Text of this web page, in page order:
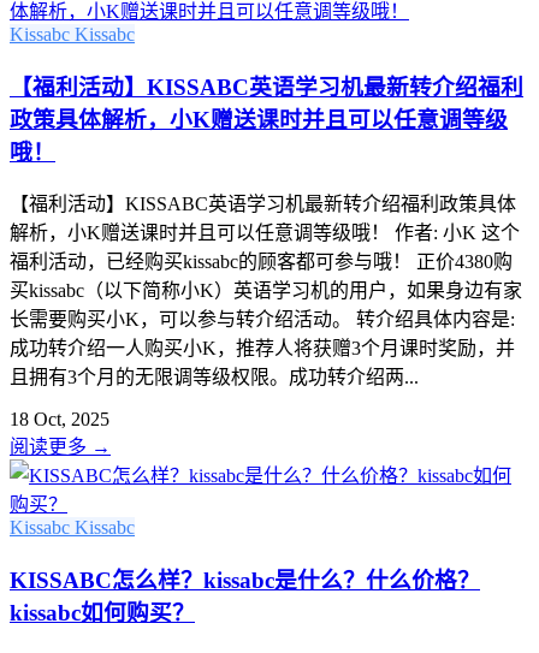
Kissabc Kissabc
【福利活动】KISSABC英语学习机最新转介绍福利
政策具体解析，小K赠送课时并且可以任意调等级
哦！
【福利活动】KISSABC英语学习机最新转介绍福利政策具体
解析，小K赠送课时并且可以任意调等级哦！ 作者: 小K 这个
福利活动，已经购买kissabc的顾客都可参与哦！ 正价4380购
买kissabc（以下简称小K）英语学习机的用户，如果身边有家
长需要购买小K，可以参与转介绍活动。 转介绍具体内容是:
成功转介绍一人购买小K，推荐人将获赠3个月课时奖励，并
且拥有3个月的无限调等级权限。成功转介绍两...
18 Oct, 2025
阅读更多 →
Kissabc Kissabc
KISSABC怎么样？kissabc是什么？什么价格？
kissabc如何购买？